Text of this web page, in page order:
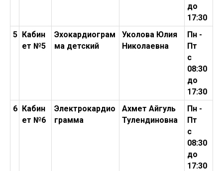
до
17:30
5 Кабин
ет №5
Эхокардиограм
ма детский
Уколова Юлия
Николаевна
Пн -
Пт
с
08:30
до
17:30
6 Кабин
ет №6
Электрокардио
грамма
Ахмет Айгуль
Тулендиновна
Пн -
Пт
с
08:30
до
17:30